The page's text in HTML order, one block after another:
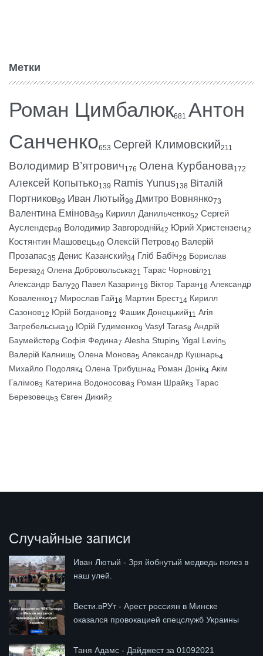
Метки
Роман Цимбалюк681 Антон
Санченко653 Сергей Климовский211
Володимир В’ятрович176 Олена Курбанова172
Алексей Копытько139 Ramis Yunus138 Віталій
Портников99 Иван Лютый98 Дмитро Вовнянко73
Валентина Емінова59 Кирилл Данильченко52 Сергей
Ауслендер49 Володимир Завгородній42 Юрий Христензен42
Костянтин Машовець40 Олексій Петров40 Валерій
Прозапас35 Денис Казанский34 Гліб Бабіч29 Борислав
Береза24 Олена Добровольська21 Тарас Чорновіл21
Александр Балу20 Павел Казарин19 Віктор Таран18 Александр
Коваленко17 Мирослав Гай16 Мартин Брест14 Кирилл
Сазонов12 Юрій Богданов12 Фашик Донецький11 Агія
Загребельська10 Юрій Гудименко9 Vasyl Taras8 Андрій
Баумейстер8 Софія Федина7 Alesha Stupin5 Yigal Levin5
Валерій Калниш5 Олена Монова5 Александр Кушнарь4
Михайло Подоляк4 Олена Трибушна4 Роман Донік4 Акім
Галімов3 Катерина Водоносова3 Роман Шрайк3 Тарас
Березовець3 Євген Дикий2
Случайные записи
Иван Лютый - Зря йобнутый медведь полез в
наш улей.
Вести.вРУт - Арест россиян в Минске
оказался провокацией спецслужб Украины
Таня Адамс - Дайджест за 01092021